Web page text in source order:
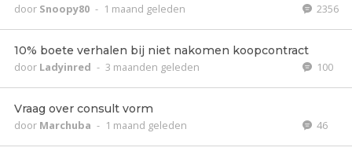
door Snoopy80 - 1 maand geleden 2356
10% boete verhalen bij niet nakomen koopcontract
door Ladyinred - 3 maanden geleden 100
Vraag over consult vorm
door Marchuba - 1 maand geleden 46